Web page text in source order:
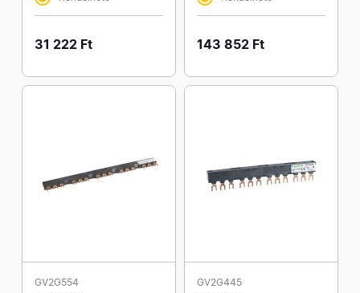
31 222 Ft 143 852 Ft
GV2G554
GV2G445